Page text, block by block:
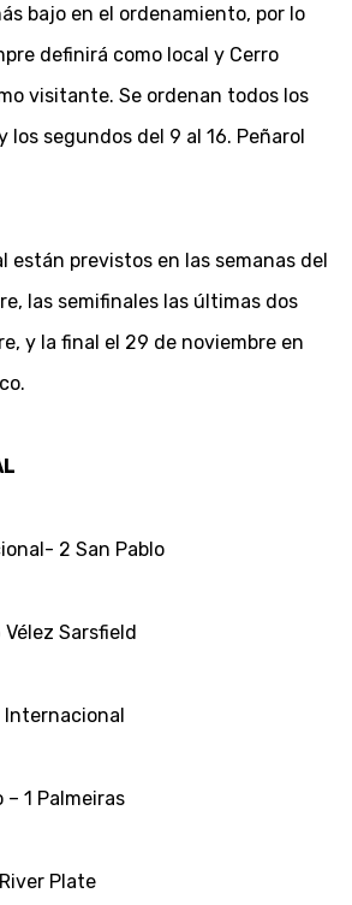
bajo en el ordenamiento, por lo
definirá como local y Cerro
visitante. Se ordenan todos los
los segundos del 9 al 16. Peñarol
están previstos en las semanas del
las semifinales las últimas dos
y la final el 29 de noviembre en
2 San Pablo
Sarsfield
Internacional
1 Palmeiras
Plate